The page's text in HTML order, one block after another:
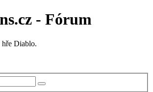
- Fórum
Diablo.